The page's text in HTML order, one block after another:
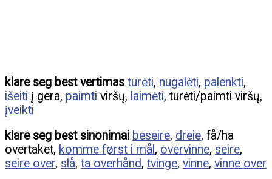
klare seg best vertimas turėti, nugalėti, palenkti,
išeiti į gera, paimti viršų, laimėti, turėti/paimti viršų,
įveikti
klare seg best sinonimai beseire, dreie, få/ha
overtaket, komme først i mål , overvinne, seire,
seire over, slå, ta overhånd, tvinge, vinne, vinne over